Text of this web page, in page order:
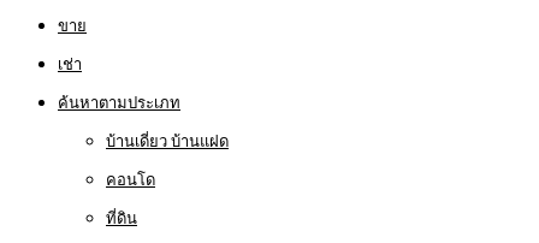
ขาย
เช่า
ค้นหาตามประเภท
บ้านเดี่ยว บ้านแฝด
คอนโด
ที่ดิน